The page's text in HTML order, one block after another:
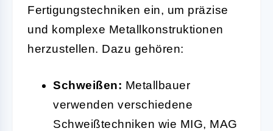
Fertigungstechniken ein, um präzise
und komplexe Metallkonstruktionen
herzustellen. Dazu gehören:
Schweißen: Metallbauer
verwenden verschiedene
Schweißtechniken wie MIG, MAG